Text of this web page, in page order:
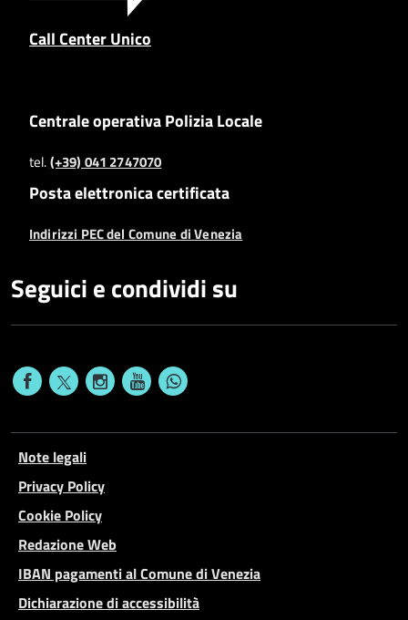
Call Center Unico
Centrale operativa Polizia Locale
tel.(+39) 041 2747070
Posta elettronica certificata
Indirizzi PEC del Comune di Venezia
Seguici e condividi su
Note legali
Privacy Policy
Cookie Policy
Redazione Web
IBAN pagamenti al Comune di Venezia
Dichiarazione di accessibilità